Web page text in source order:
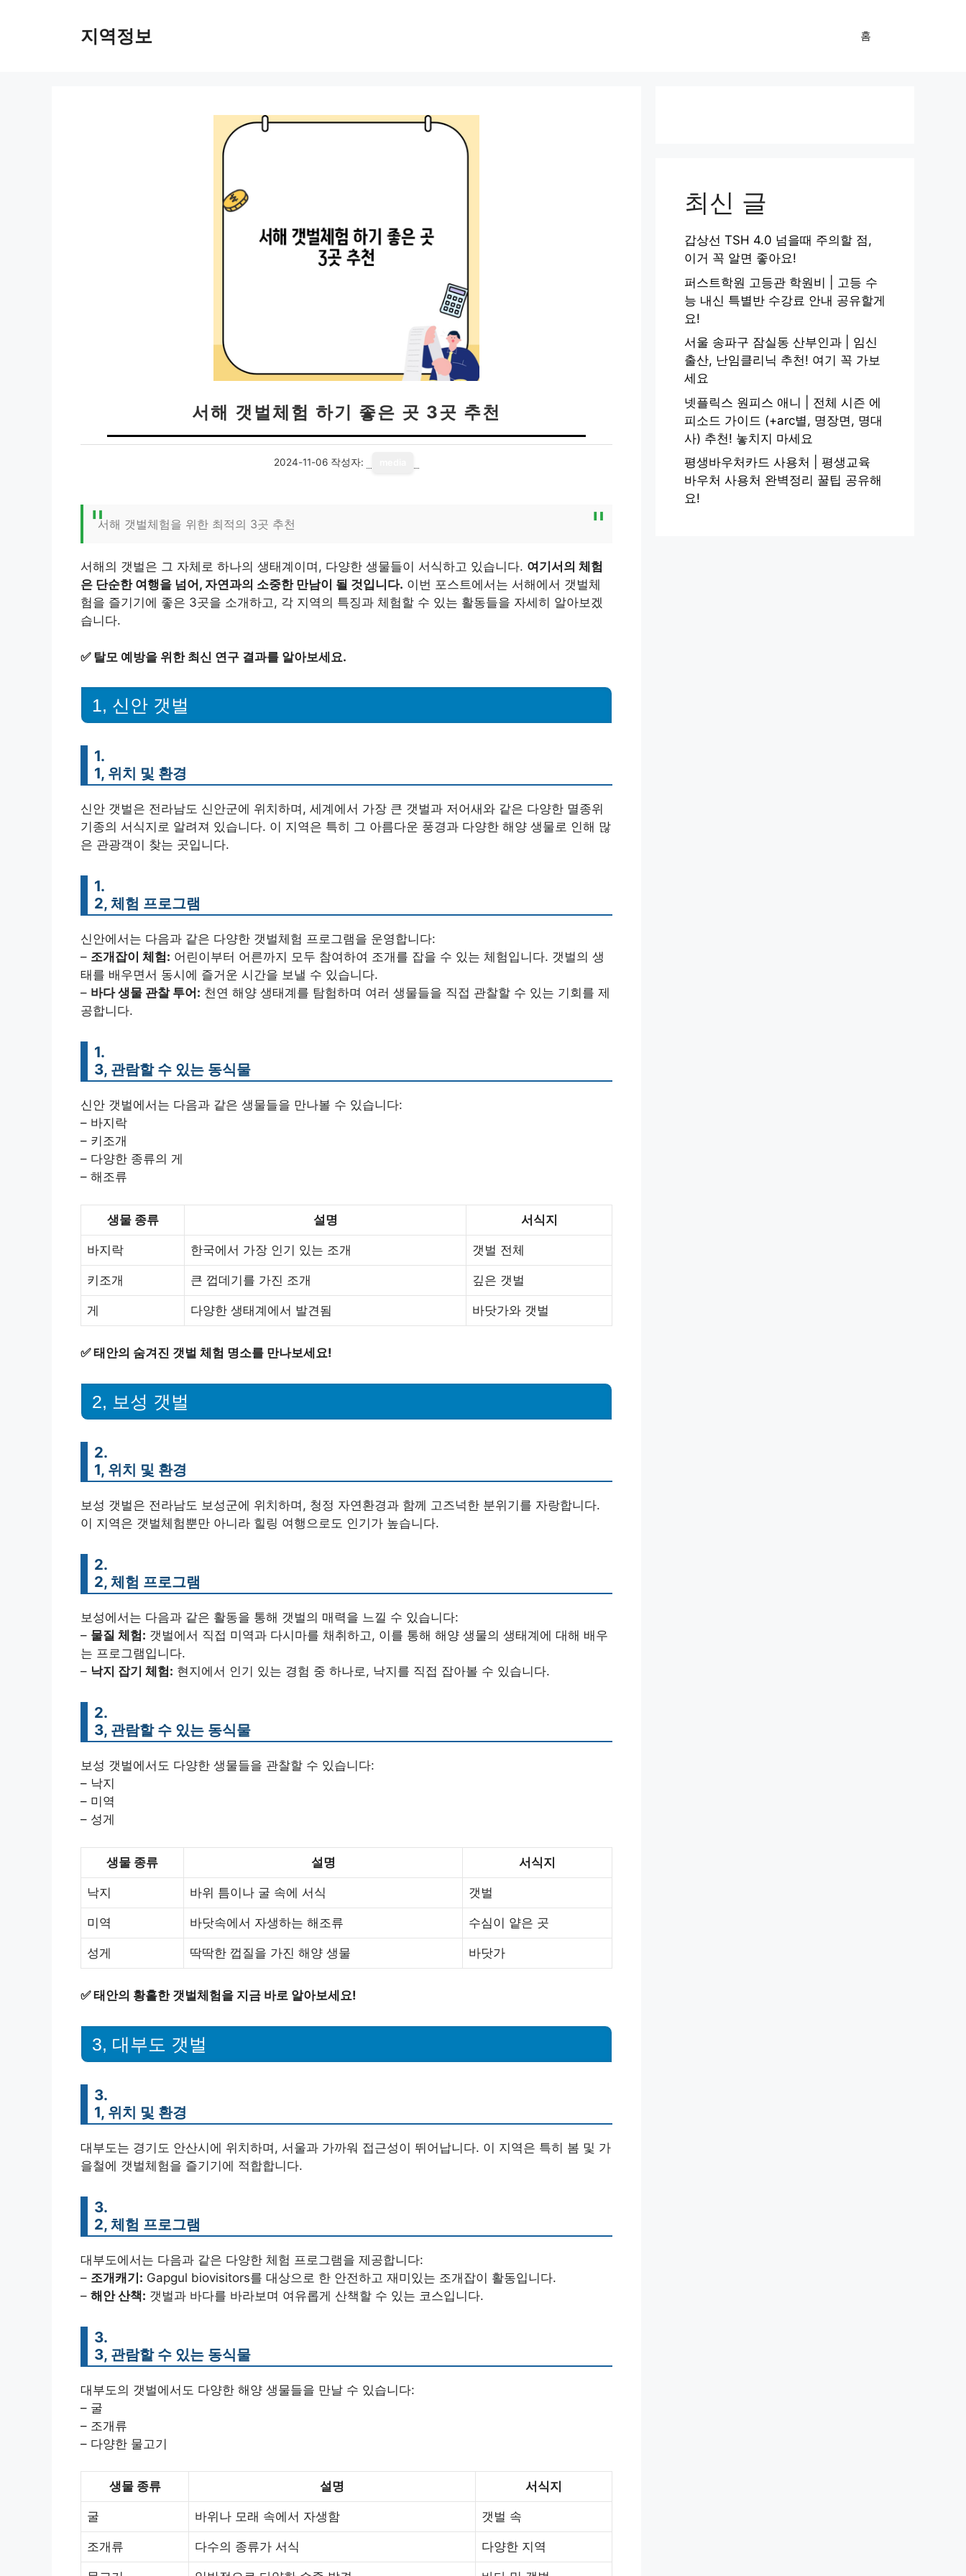
지역정보 홈
서해 갯벌체험 하기 좋은 곳 3곳 추천
2024-11-06 작성자:
서해 갯벌체험을 위한 최적의 3곳 추천
서해의 갯벌은 그 자체로 하나의 생태계이며, 다양한 생물들이 서식하고 있습니다. 여기서의 체험
은 단순한 여행을 넘어, 자연과의 소중한 만남이 될 것입니다. 이번 포스트에서는 서해에서 갯벌체
험을 즐기기에 좋은 3곳을 소개하고, 각 지역의 특징과 체험할 수 있는 활동들을 자세히 알아보겠
습니다.
✅ 탈모 예방을 위한 최신 연구 결과를 알아보세요.
1, 신안 갯벌
1.
1, 위치 및 환경
신안 갯벌은 전라남도 신안군에 위치하며, 세계에서 가장 큰 갯벌과 저어새와 같은 다양한 멸종위
기종의 서식지로 알려져 있습니다. 이 지역은 특히 그 아름다운 풍경과 다양한 해양 생물로 인해 많
은 관광객이 찾는 곳입니다.
1.
2, 체험 프로그램
신안에서는 다음과 같은 다양한 갯벌체험 프로그램을 운영합니다:
– 조개잡이 체험: 어린이부터 어른까지 모두 참여하여 조개를 잡을 수 있는 체험입니다. 갯벌의 생
태를 배우면서 동시에 즐거운 시간을 보낼 수 있습니다.
– 바다 생물 관찰 투어: 천연 해양 생태계를 탐험하며 여러 생물들을 직접 관찰할 수 있는 기회를 제
공합니다.
1.
3, 관람할 수 있는 동식물
신안 갯벌에서는 다음과 같은 생물들을 만나볼 수 있습니다:
– 바지락
– 키조개
– 다양한 종류의 게
– 해조류
생물 종류 설명 서식지
바지락 한국에서 가장 인기 있는 조개 갯벌 전체
키조개 큰 껍데기를 가진 조개 깊은 갯벌
게 다양한 생태계에서 발견됨 바닷가와 갯벌
✅태안의 숨겨진 갯벌 체험 명소를 만나보세요!
2, 보성 갯벌
2.
1, 위치 및 환경
보성 갯벌은 전라남도 보성군에 위치하며, 청정 자연환경과 함께 고즈넉한 분위기를 자랑합니다.
이 지역은 갯벌체험뿐만 아니라 힐링 여행으로도 인기가 높습니다.
2.
2, 체험 프로그램
보성에서는 다음과 같은 활동을 통해 갯벌의 매력을 느낄 수 있습니다:
– 물질 체험: 갯벌에서 직접 미역과 다시마를 채취하고, 이를 통해 해양 생물의 생태계에 대해 배우
는 프로그램입니다.
– 낙지 잡기 체험: 현지에서 인기 있는 경험 중 하나로, 낙지를 직접 잡아볼 수 있습니다.
2.
3, 관람할 수 있는 동식물
보성 갯벌에서도 다양한 생물들을 관찰할 수 있습니다:
– 낙지
– 미역
– 성게
생물 종류 설명 서식지
낙지 바위 틈이나 굴 속에 서식 갯벌
미역 바닷속에서 자생하는 해조류 수심이 얕은 곳
성게 딱딱한 껍질을 가진 해양 생물 바닷가
✅태안의 황홀한 갯벌체험을 지금 바로 알아보세요!
3, 대부도 갯벌
3.
1, 위치 및 환경
대부도는 경기도 안산시에 위치하며, 서울과 가까워 접근성이 뛰어납니다. 이 지역은 특히 봄 및 가
을철에 갯벌체험을 즐기기에 적합합니다.
3.
2, 체험 프로그램
대부도에서는 다음과 같은 다양한 체험 프로그램을 제공합니다:
– 조개캐기: Gapgul biovisitors를 대상으로 한 안전하고 재미있는 조개잡이 활동입니다.
– 해안 산책: 갯벌과 바다를 바라보며 여유롭게 산책할 수 있는 코스입니다.
3.
3, 관람할 수 있는 동식물
대부도의 갯벌에서도 다양한 해양 생물들을 만날 수 있습니다:
– 굴
– 조개류
– 다양한 물고기
생물 종류 설명 서식지
굴 바위나 모래 속에서 자생함 갯벌 속
조개류 다수의 종류가 서식 다양한 지역
최신 글
갑상선 TSH 4.0 넘을때 주의할 점,
이거 꼭 알면 좋아요!
퍼스트학원 고등관 학원비 | 고등 수
능 내신 특별반 수강료 안내 공유할게
요!
서울 송파구 잠실동 산부인과 | 임신
출산, 난임클리닉 추천! 여기 꼭 가보
세요
넷플릭스 원피스 애니 | 전체 시즌 에
피소드 가이드 (+arc별, 명장면, 명대
사) 추천! 놓치지 마세요
평생바우처카드 사용처 | 평생교육
바우처 사용처 완벽정리 꿀팁 공유해
요!